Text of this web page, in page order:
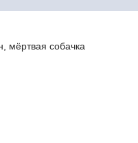
мёртвая собачка